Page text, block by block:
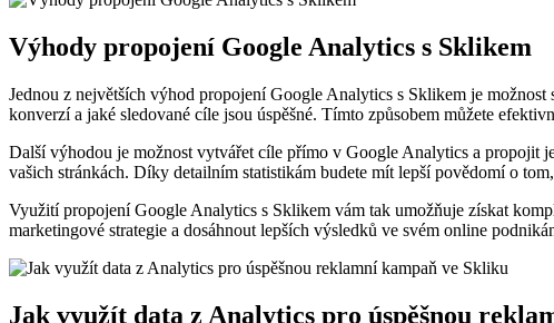
Výhody propojení Google Analytics s Sklikem
Jednou z největších výhod propojení Google Analytics s Sklikem je
konverzí a jaké sledované cíle jsou úspěšné. Tímto způsobem můžete
Další výhodou je možnost vytvářet cíle přímo v Google Analytics a propojit
vašich stránkách. Díky detailním statistikám budete mít lepší povědomí o
Využití propojení Google Analytics s Sklikem vám tak umožňuje získat
marketingové strategie a dosáhnout lepších výsledků ve svém online
Jak využít data z Analytics pro úspěšnou